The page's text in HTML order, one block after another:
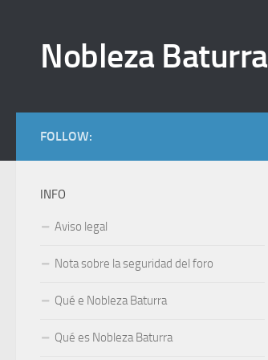
Nobleza Baturra
FOLLOW:
INFO
Aviso legal
Nota sobre la seguridad del foro
Qué e Nobleza Baturra
Qué es Nobleza Baturra